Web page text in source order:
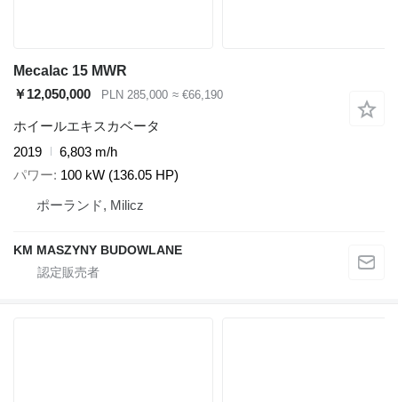
Mecalac 15 MWR
￥12,050,000
PLN 285,000 ≈ €66,190
ホイールエキスカベータ
2019
6,803 m/h
パワー 100 kW (136.05 HP)
ポーランド, Milicz
KM MASZYNY BUDOWLANE